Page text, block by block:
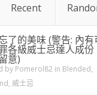
Recent
了的美味 (警告: 內有
各級威士忌達人成份
意)
by Pomerol82 in Blended,
, 威士忌